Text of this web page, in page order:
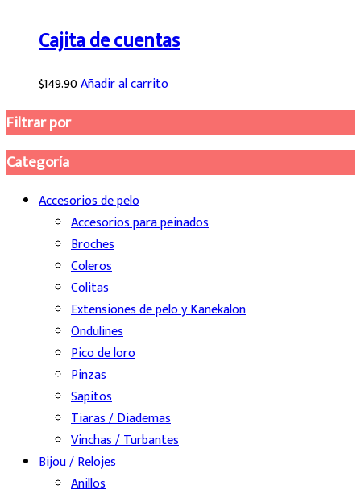
Cajita de cuentas
$149.90Añadir al carrito
Filtrar por
Categoría
Accesorios de pelo
Accesorios para peinados
Broches
Coleros
Colitas
Extensiones de pelo y Kanekalon
Ondulines
Pico de loro
Pinzas
Sapitos
Tiaras / Diademas
Vinchas / Turbantes
Bijou / Relojes
Anillos